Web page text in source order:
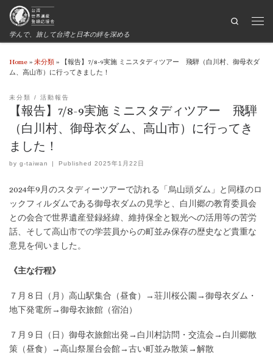
学んで、旅して台湾と日本の絆を深める
Search
Home » 未分類 »
【報告】7/8-9実施 ミニスタディツアー 飛騨（白川村、御母衣ダ
ム、高山市）に行ってきました！
未分類 活動報告
【報告】7/8-9実施 ミニスタディツアー 飛騨
（白川村、御母衣ダム、高山市）に行ってき
ました！
by g-taiwan | Published 2025年1月22日
2024年9月のスタディーツアーで訪れる「烏山頭ダム」と同様のロ
ックフィルダムである御母衣ダムの見学と、白川郷の教育委員会
との会合で世界遺産登録経緯、維持保全と観光への活用等の苦労
話、そして高山市での学芸員からの町並み保存の歴史など貴重な
意見を伺いました。
《主な行程》
７月８日（月）高山駅集合（昼食）→荘川桜公園→御母衣ダム・
地下発電所→御母衣旅館（宿泊）
７月９日（日）御母衣旅館出発→白川村訪問・交流会→白川郷散
策（昼食）→高山祭屋台会館→古い町並み散策→解散